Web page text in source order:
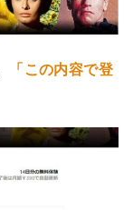
「この内容で登